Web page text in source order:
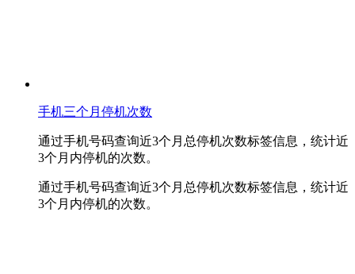
手机三个月停机次数
通过手机号码查询近3个月总停机次数标签信息，统计近
3个月内停机的次数。
通过手机号码查询近3个月总停机次数标签信息，统计近
3个月内停机的次数。